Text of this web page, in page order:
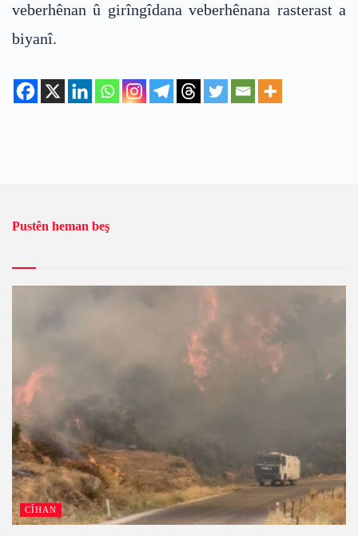
veberhênan û girîngîdana veberhênana rasterast a
biyanî.
Pustên heman beş
CÎHAN